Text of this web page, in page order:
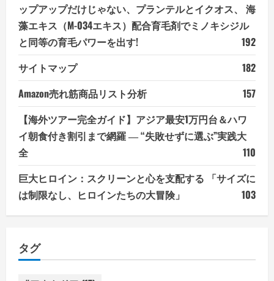
ップアップだけじゃない、プランテルとイクオス、 海
藻エキス（M-034エキス）配合育毛剤でミノキシジル
と同等の育毛パワーを出す!
192
サイトマップ
182
Amazon売れ筋商品リスト分析
157
【海外ツアー完全ガイド】アジア最安1万円台＆ハワ
イ朝食付き割引まで網羅 ― “失敗せずに選ぶ”実践大
全
110
巨大ヒロイン：スクリーンと心を支配する 「サイズに
は制限なし、ヒロインたちの大冒険」
103
タグ